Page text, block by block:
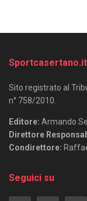
Sportcasertano.it
Sito registrato al
n° 758/2010.
Editore: Armando
Direttore
Condirettore:
Seguici su